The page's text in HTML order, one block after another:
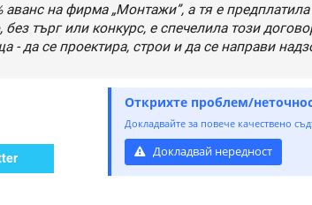
на фирма „Монтажи”, а тя е
търг или конкурс, е спечелила този
- да се проектира, строи и да се направи
Открихте проблем/
Докладвайте за повече качествено
Докладвай нередност